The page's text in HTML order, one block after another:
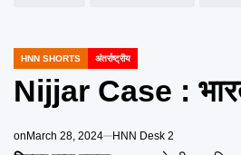
POSTED
HNN SHORTS अंतर्राष्ट्रीय
Nijjar Case :
onMarch 28, 2024 HNN Desk 2